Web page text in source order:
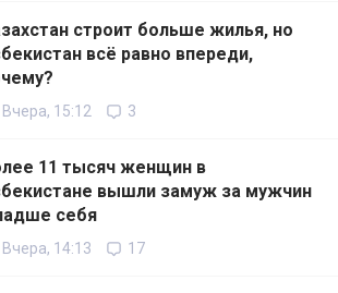
строит больше жилья, но
всё равно впереди,
Вчера, 15:12 3
11 тысяч женщин в
вышли замуж за мужчин
себя
Вчера, 14:13 17